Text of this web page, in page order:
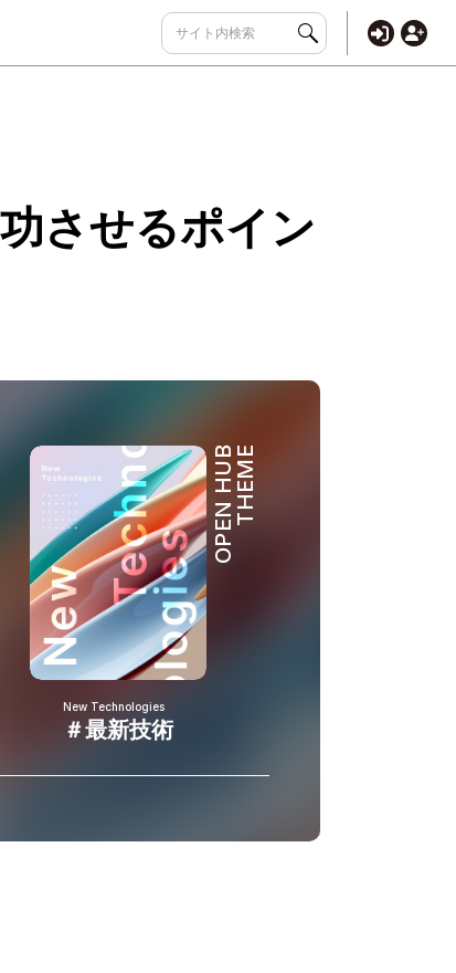
させるポイン
OPEN HUBTHEME
New Technologies
＃最新技術